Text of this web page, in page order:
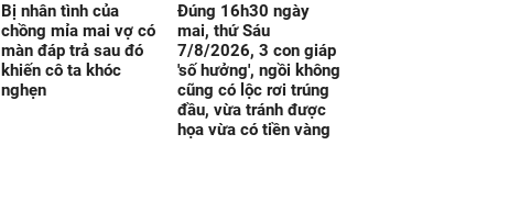
Bị nhân tình của
chồng mỉa mai vợ có
màn đáp trả sau đó
khiến cô ta khóc
nghẹn
Đúng 16h30 ngày
mai, thứ Sáu
7/8/2026, 3 con giáp
'số hưởng', ngồi không
cũng có lộc rơi trúng
đầu, vừa tránh được
họa vừa có tiền vàng